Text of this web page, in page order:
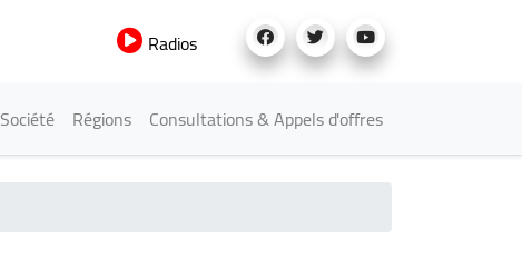
Radios
Société Régions Consultations & Appels d'offres